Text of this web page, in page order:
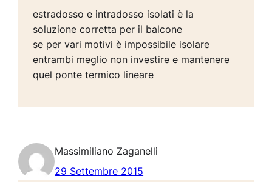
estradosso e intradosso isolati è la
soluzione corretta per il balcone
se per vari motivi è impossibile isolare
entrambi meglio non investire e mantenere
quel ponte termico lineare
Massimiliano Zaganelli
29 Settembre 2015